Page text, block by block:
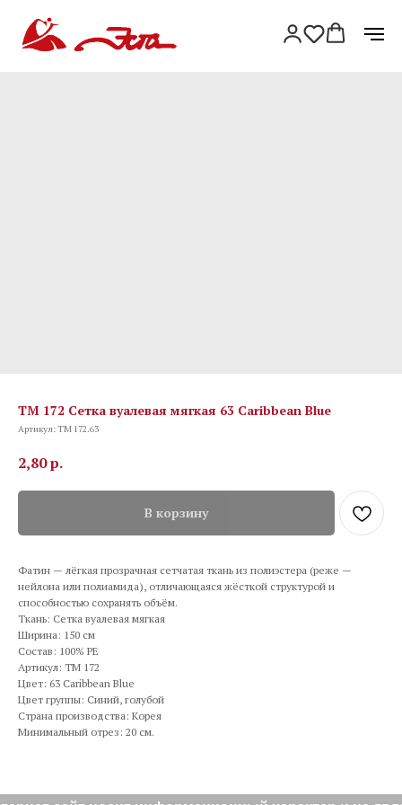
TM 172 Сетка вуалевая мягкая 63 Caribbean Blue
Артикул:TM 172.63
2,80р.
В корзину
Фатин — лёгкая прозрачная сетчатая ткань из полиэстера (реже —
нейлона или полиамида), отличающаяся жёсткой структурой и
способностью сохранять объём.
Ткань: Сетка вуалевая мягкая
Ширина: 150 см
Состав: 100% PE
Артикул: TM 172
Цвет: 63 Caribbean Blue
Цвет группы: Синий, голубой
Страна производства: Корея
Минимальный отрез: 20 см.